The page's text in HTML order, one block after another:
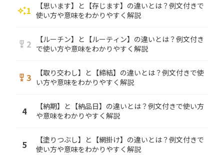
auto_awesome1
【思います】と【存じます】の違いとは？例文付きで
使い方や意味をわかりやすく解説
military_tech 2
【ルーチン】と【ルーティン】の違いとは？例文付き
で使い方や意味をわかりやすく解説
military_tech 3
【取り交わし】と【締結】の違いとは？例文付きで使
い方や意味をわかりやすく解説
4
【納期】と【納品日】の違いとは？例文付きで使い方
や意味をわかりやすく解説
5
【塗りつぶし】と【網掛け】の違いとは？例文付きで
使い方や意味をわかりやすく解説